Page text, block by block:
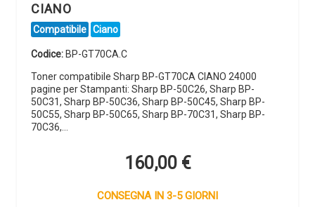
CIANO
Compatibile Ciano
Codice: BP-GT70CA.C
Toner compatibile Sharp BP-GT70CA CIANO 24000
pagine per Stampanti: Sharp BP-50C26, Sharp BP-
50C31, Sharp BP-50C36, Sharp BP-50C45, Sharp BP-
50C55, Sharp BP-50C65, Sharp BP-70C31, Sharp BP-
70C36,…
160,00 €
CONSEGNA IN 3-5 GIORNI